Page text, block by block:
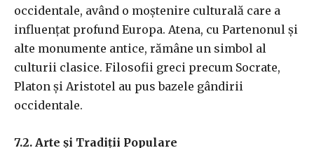
occidentale, având o moștenire culturală care a
influențat profund Europa. Atena, cu Partenonul și
alte monumente antice, rămâne un simbol al
culturii clasice. Filosofii greci precum Socrate,
Platon și Aristotel au pus bazele gândirii
occidentale.
7.2. Arte și Tradiții Populare